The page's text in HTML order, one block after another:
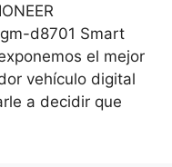
d8701 Smart
el mejor
vehículo digital
a decidir que